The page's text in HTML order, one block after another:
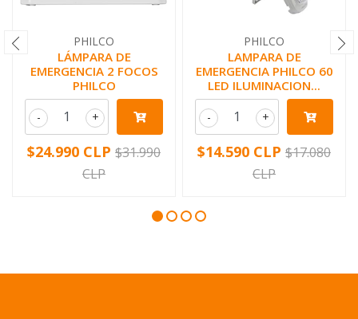
PHILCO
LÁMPARA DE
EMERGENCIA 2 FOCOS
PHILCO
+
-
$24.990 CLP $31.990
CLP
PHILCO
LAMPARA DE
EMERGENCIA PHILCO 60
LED ILUMINACION...
+
-
$14.590 CLP $17.080
CLP